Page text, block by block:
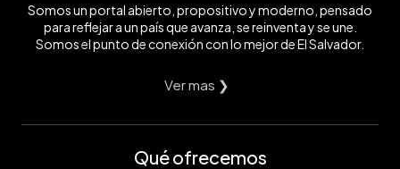
Somos un portal abierto, propositivo y moderno, pensado
para reflejar a un país que avanza, se reinventa y se une.
Somos el punto de conexión con lo mejor de El Salvador.
Ver mas ❯
Qué ofrecemos